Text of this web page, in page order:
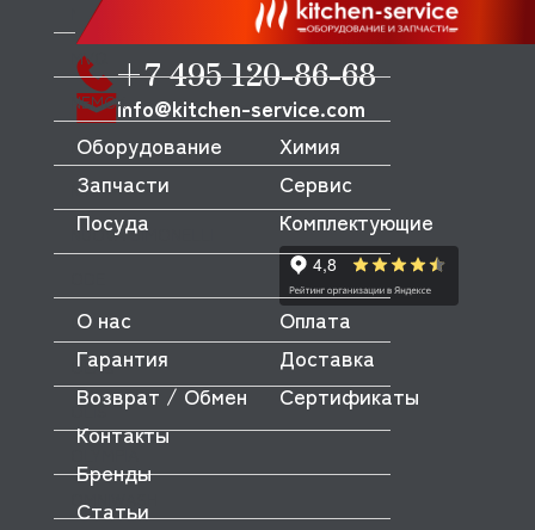
MUSSO
MVQ
NEMOX
NOPEIN
NTF
NUOVA SIMONELLI
OEM
OLAB
OLIS
OMNIWASH
+7 495 120-86-68
info@kitchen-service.com
Оборудование
Запчасти
Посуда
Химия
Сервис
Комплектующие
О нас
Оплата
Гарантия
Доставка
Возврат / Обмен
Сертификаты
Контакты
Бренды
Статьи